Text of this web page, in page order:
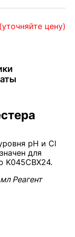
(уточняйте цену)
pH и Cl
для
K045CBX24.
Реагент